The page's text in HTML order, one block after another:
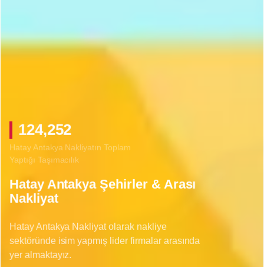
152,698
Hatay Antakya Nakliyatın Toplam
Yaptığı Taşımacılık
Hatay Antakya Şehirler & Arası
Nakliyat
Hatay Antakya Nakliyat olarak nakliye
sektöründe isim yapmış lider firmalar arasında
yer almaktayız.